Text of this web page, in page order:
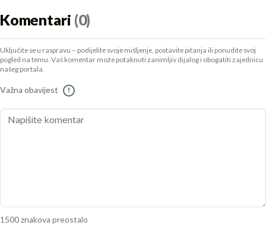
Komentari (0)
Uključite se u raspravu – podijelite svoje mišljenje, postavite pitanja ili ponudite svoj
pogled na temu. Vaš komentar može potaknuti zanimljiv dijalog i obogatiti zajednicu
našeg portala.
Važna obavijest !
1500 znakova preostalo